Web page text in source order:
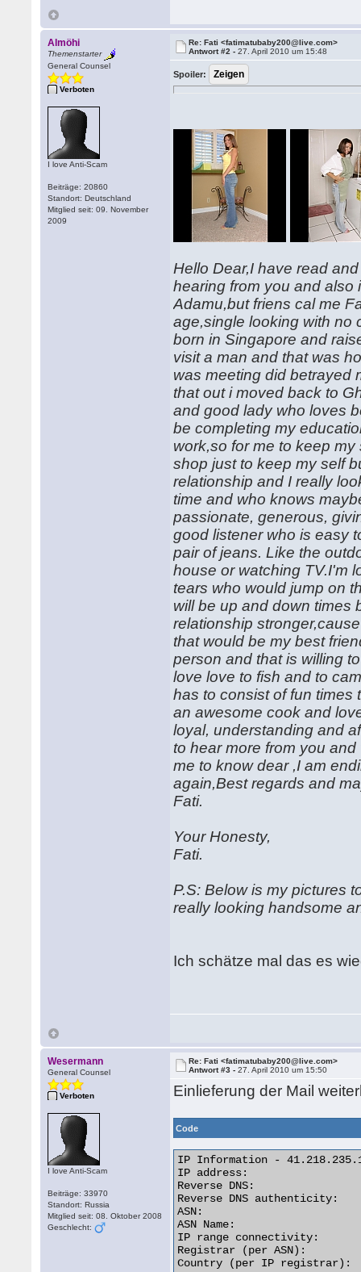
Almöhi
Themenstarter
General Counsel
Verboten
I love Anti-Scam
Beiträge: 20860
Standort: Deutschland
Mitglied seit: 09. November
2009
Re: Fati <fatimatubaby200@live.com>
Antwort #2 -27. April 2010 um 15:48
Spoiler:
Hello Dear,I have read
hearing from you and also
Adamu,but friens cal me
age,single looking with no
born in Singapore and
visit a man and that was
was meeting did betrayed
that out i moved back to
and good lady who loves
be completing my
work,so for me to keep
shop just to keep my self
relationship and I really
time and who knows
passionate, generous,
good listener who is easy
pair of jeans. Like the
house or watching TV.I'm
tears who would jump on
will be up and down times
relationship
that would be my best
person and that is willing
love love to fish and to
has to consist of fun times
an awesome cook and
loyal, understanding and
to hear more from you
me to know dear ,I am
again,Best regards and
Fati.
Your Honesty,
Fati.
P.S: Below is my pictures
really looking handsome
Ich schätze mal das es
Wesermann
General Counsel
Verboten
I love Anti-Scam
Beiträge: 33970
Standort: Russia
Mitglied seit: 08. Oktober 2008
Geschlecht:
Re: Fati <fatimatubaby200@live.com>
Antwort #3 -27. April 2010 um 15:50
Einlieferung der Mail
Code
IP Information -
IP address:
Reverse DNS:
Reverse DNS authenticity:
ASN:
ASN Name:
IP range connectivity:
Registrar (per ASN):
Country (per IP registrar):